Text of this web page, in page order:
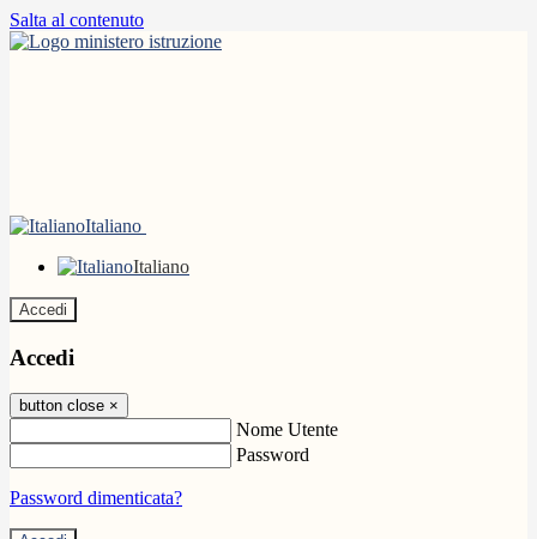
Salta al contenuto
Italiano
Italiano
Accedi
Accedi
button close ×
Nome Utente
Password
Password dimenticata?